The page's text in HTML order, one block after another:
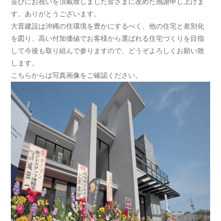
並びにお祝いを頂戴致しました皆さまに改めた感謝申し上げま
す。ありがとうございます。
大晋建設は沖縄の住環境を豊かにするべく、他の住宅と差別化
を図り、高い付加価値でお客様から選ばれる住宅づくりを目指
して今後も取り組んで参りますので、どうぞよろしくお願い致
します。
こちらからは写真画像をご確認ください。